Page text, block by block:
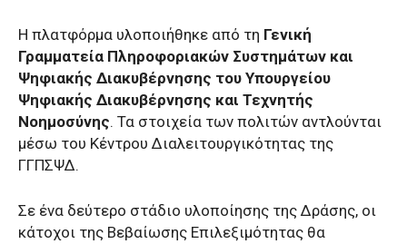
Η πλατφόρμα υλοποιήθηκε από τη Γενική
Γραμματεία Πληροφοριακών Συστημάτων και
Ψηφιακής Διακυβέρνησης του Υπουργείου
Ψηφιακής Διακυβέρνησης και Τεχνητής
Νοημοσύνης. Τα στοιχεία των πολιτών αντλούνται
μέσω του Κέντρου Διαλειτουργικότητας της
ΓΓΠΣΨΔ.
Σε ένα δεύτερο στάδιο υλοποίησης της Δράσης, οι
κάτοχοι της Βεβαίωσης Επιλεξιμότητας θα